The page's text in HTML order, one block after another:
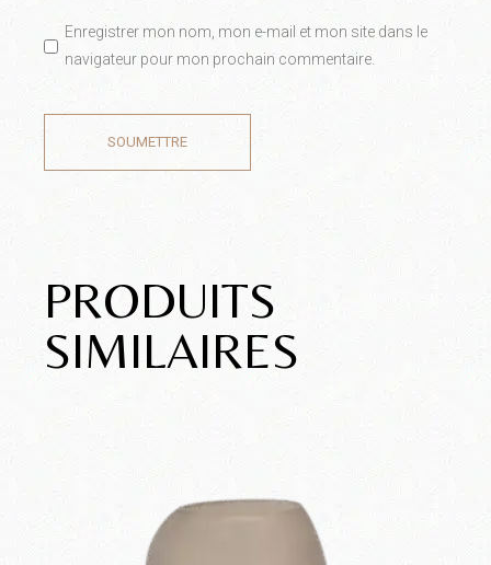
Enregistrer mon nom, mon e-mail et mon site dans le
navigateur pour mon prochain commentaire.
SOUMETTRE
PRODUITS
SIMILAIRES